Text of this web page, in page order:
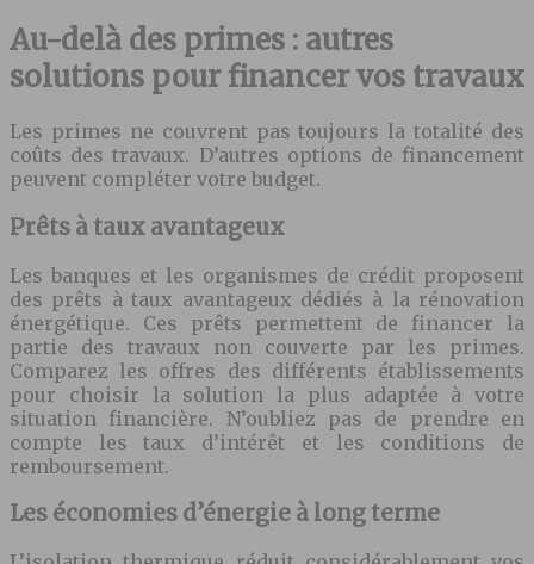
Au-delà des primes : autres
solutions pour financer vos travaux
Les primes ne couvrent pas toujours la totalité des
coûts des travaux. D’autres options de financement
peuvent compléter votre budget.
Prêts à taux avantageux
Les banques et les organismes de crédit proposent
des prêts à taux avantageux dédiés à la rénovation
énergétique. Ces prêts permettent de financer la
partie des travaux non couverte par les primes.
Comparez les offres des différents établissements
pour choisir la solution la plus adaptée à votre
situation financière. N’oubliez pas de prendre en
compte les taux d’intérêt et les conditions de
remboursement.
Les économies d’énergie à long terme